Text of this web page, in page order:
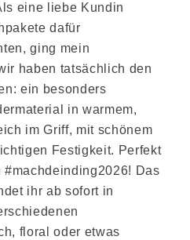
eine liebe Kundin
dafür
ging mein
haben tatsächlich den
ein besonders
in warmem,
im Griff, mit schönem
Festigkeit. Perfekt
Das
ihr ab sofort in
floral oder etwas